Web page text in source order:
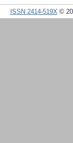
ISSN 2414-519X©